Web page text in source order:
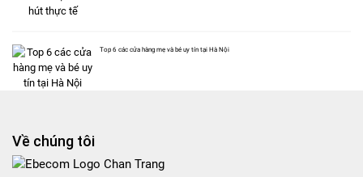
Top 6 các cửa hàng mẹ và bé uy tín tại Hà Nội
Về chúng tôi